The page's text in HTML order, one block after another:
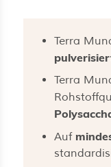
Terra
Terra
Auf